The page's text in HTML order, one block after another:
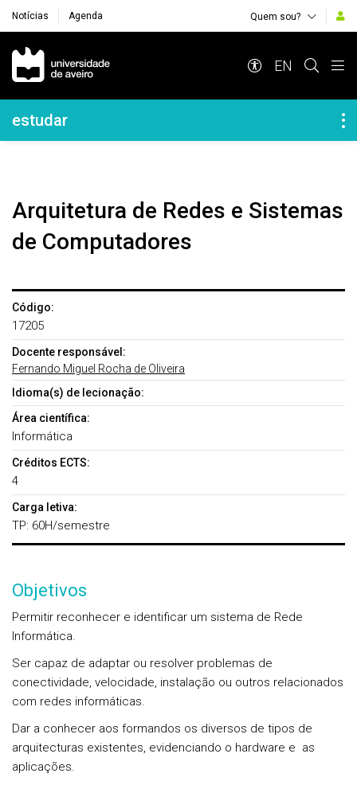
Notícias Agenda Quem sou?
Navegação Principal
EN
Navegação Lateral
estudar
Arquitetura de Redes e Sistemas
de Computadores
Código:
17205
Docente responsável:
Fernando Miguel Rocha de Oliveira
Idioma(s) de lecionação:
Área científica:
Informática
Créditos ECTS:
4
Carga letiva:
TP: 60H/semestre
Objetivos
Permitir reconhecer e identificar um sistema de Rede
Informática.
Ser capaz de adaptar ou resolver problemas de
conectividade, velocidade, instalação ou outros relacionados
com redes informáticas.
Dar a conhecer aos formandos os diversos de tipos de
arquitecturas existentes, evidenciando o hardware e as
aplicações.